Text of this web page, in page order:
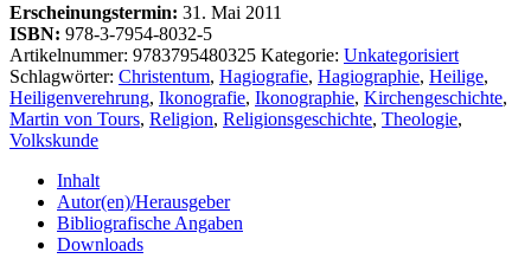
Erscheinungstermin: 31. Mai 2011
ISBN: 978-3-7954-8032-5
Artikelnummer: 9783795480325 Kategorie: Unkategorisiert
Schlagwörter: Christentum, Hagiografie, Hagiographie, Heilige,
Heiligenverehrung, Ikonografie, Ikonographie, Kirchengeschichte,
Martin von Tours, Religion, Religionsgeschichte, Theologie,
Volkskunde
Inhalt
Autor(en)/Herausgeber
Bibliografische Angaben
Downloads